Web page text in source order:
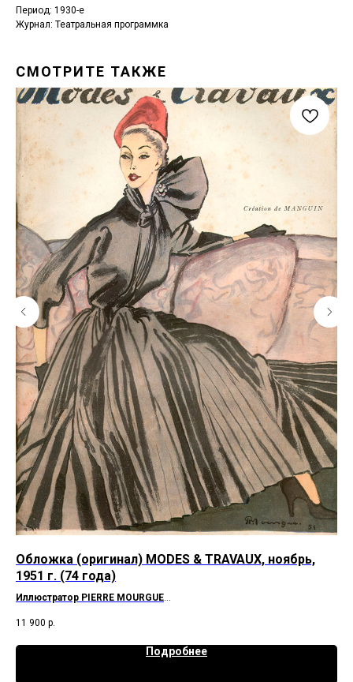
Период: 1930-е
Журнал: Театральная программка
СМОТРИТЕ ТАКЖЕ
Обложка (оригинал) MODES & TRAVAUX, ноябрь,
1951 г. (74 года)
Иллюстратор PIERRE MOURGUE
11 900 р.
Подробнее